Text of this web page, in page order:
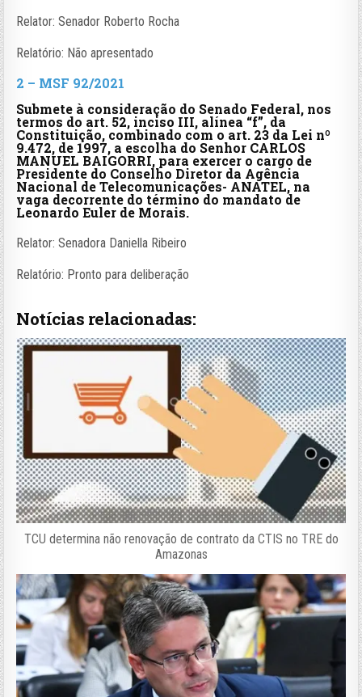
Relator: Senador Roberto Rocha
Relatório: Não apresentado
2 – MSF 92/2021
Submete à consideração do Senado Federal, nos
termos do art. 52, inciso III, alínea “f”, da
Constituição, combinado com o art. 23 da Lei nº
9.472, de 1997, a escolha do Senhor CARLOS
MANUEL BAIGORRI, para exercer o cargo de
Presidente do Conselho Diretor da Agência
Nacional de Telecomunicações- ANATEL, na
vaga decorrente do término do mandato de
Leonardo Euler de Morais.
Relator: Senadora Daniella Ribeiro
Relatório: Pronto para deliberação
Notícias relacionadas:
TCU determina não renovação de contrato da CTIS no TRE do
Amazonas